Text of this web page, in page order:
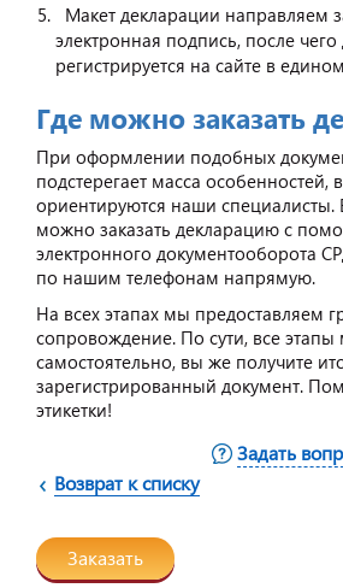
Макет декларации направляем
электронная подпись, после
регистрируется на сайте в
Где можно заказать
При оформлении подобных
подстерегает масса особенностей,
ориентируются наши специалисты.
можно заказать декларацию с
электронного документооборота
по нашим телефонам напрямую.
На всех этапах мы предоставляем
сопровождение. По сути, все
самостоятельно, вы же получите
зарегистрированный документ.
этикетки!
Возврат к списку
Задать
Заказать